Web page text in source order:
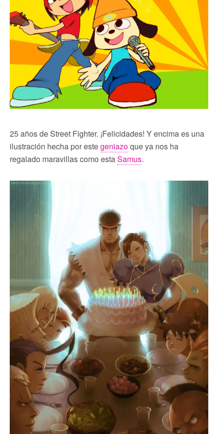
25 años de Street Fighter. ¡Felicidades! Y encima es una
ilustración hecha por estegeniazoque ya nos ha
regalado maravillas como estaSamus.